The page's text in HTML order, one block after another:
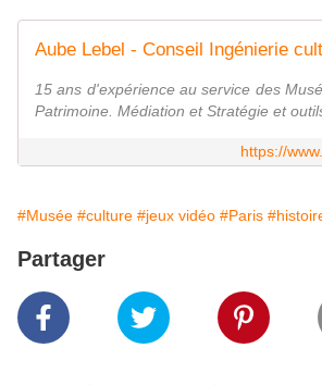
15 ans d'expérience au service des
Patrimoine. Médiation et Stratégie et
https://
#Musée #culture #jeux vidéo #Paris
Partager